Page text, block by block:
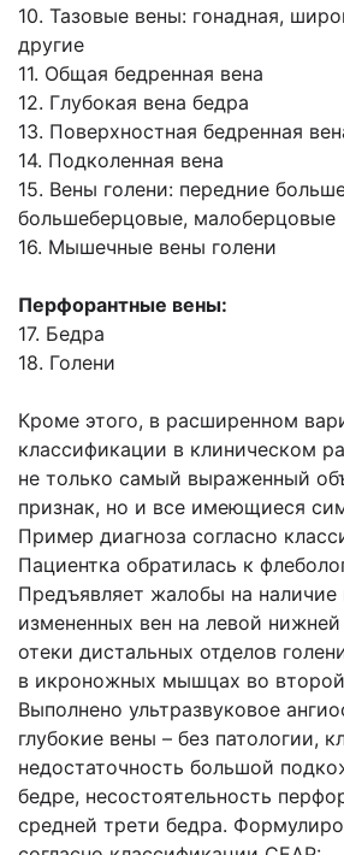
10. Тазовые вены: гонадная,
другие
11. Общая бедренная вена
12. Глубокая вена бедра
13. Поверхностная бедренная
14. Подколенная вена
15. Вены голени: передние
большеберцовые, малоберцовые
16. Мышечные вены голени
Перфорантные вены:
17. Бедра
18. Голени
Кроме этого, в расширенном
классификации в клиническом
не только самый выраженный
признак, но и все имеющиеся
Пример диагноза согласно
Пациентка обратилась к
Предъявляет жалобы на наличие
измененных вен на левой нижней
отеки дистальных отделов
в икроножных мышцах во
Выполнено ультразвуковое
глубокие вены – без патологии,
недостаточность большой
бедре, несостоятельность
средней трети бедра.